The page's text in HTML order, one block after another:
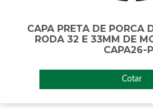
CAPA PRETA DE PORCA
RODA 32 E 33MM DE
CAPA26-
Cotar